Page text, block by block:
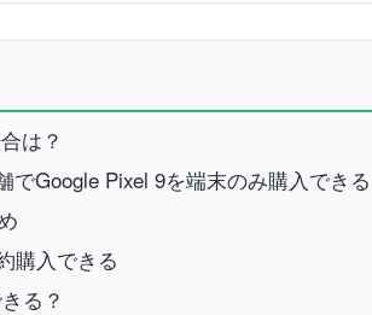
は？
Google Pixel 9を端末のみ購入できる
購入できる
る？